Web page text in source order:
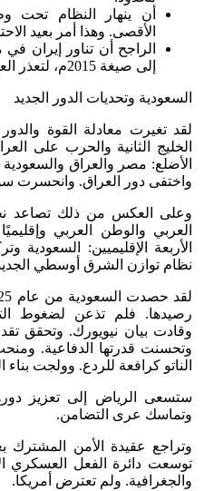
أن ينهار النظام تحت
الأقصى. وهذا أمر بعيد
الراجح أن تناور إيران
إلى صيغة 2015م، لتعذر العودة إليها.
السعودية وتحديات الدور الجديد
لقد تغيرت معادلة القوة
الأضلع: مصر والعراق
واختفى دور العراق. وانحسرت
وعلى العكس من ذلك تصاعد
العربي والوطن العربي
الأربعة الإقليميين: السعودية
نظام توازن الشرق أوسطي
رصيدها. فلم تذعن لضغوط
وقادت بيان نيويورك. وتحقق
وتحسنت قدرتها الدفاعية.
الناتو كرافعة للردع. وولجت بناء
ستسعى الرياض إلى تعزيز
وتماسك عرى التضامن.
وتراجع عقيدة الأمن
توسعت دائرة الفعل العسكري
والجغرافية. ولم تعترض أمريكا.